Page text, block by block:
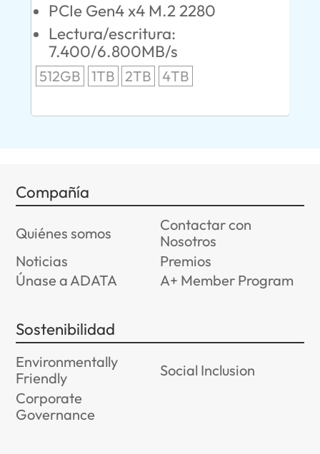
PCIe Gen4 x4 M.2 2280
Lectura/escritura:
7.400/6.800MB/s
512GB 1TB 2TB 4TB
Compañía
Quiénes somos
Contactar con
Nosotros
Noticias
Premios
Únase a ADATA
A+ Member Program
Sostenibilidad
Environmentally
Friendly
Social Inclusion
Corporate
Governance